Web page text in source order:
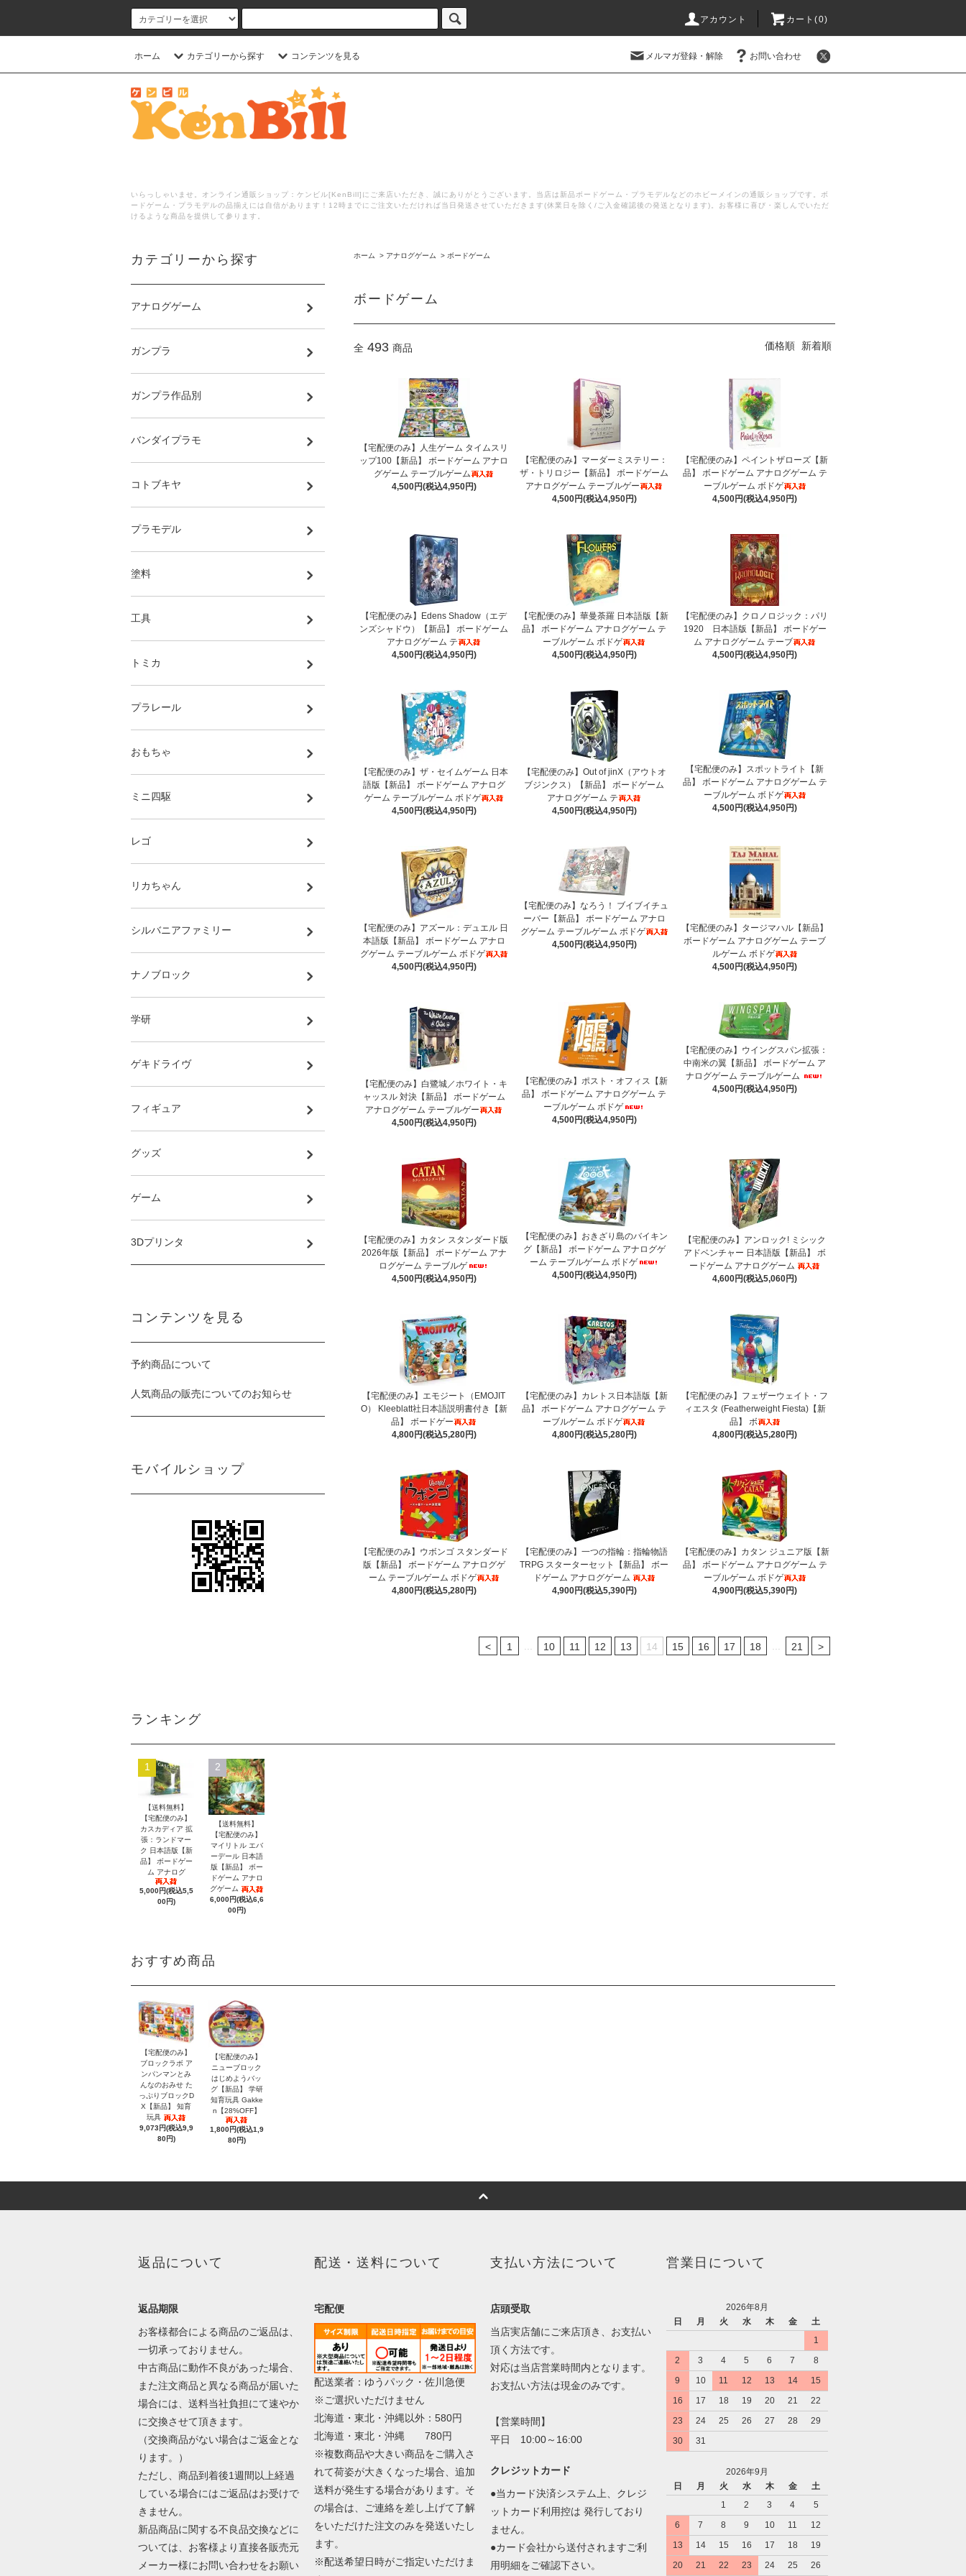
アカウント カート(0)
ホーム カテゴリーから探す コンテンツを見る メルマガ登録・解除 お問い合わせ
いらっしゃいませ。オンライン通販ショップ：ケンビル[KenBill]にご来店いただき、誠にありがとうございます。当店は新品ボードゲーム・プラモデルなどのホビーメインの通販ショップです。ボ
ードゲーム・プラモデルの品揃えには自信があります！12時までにご注文いただければ当日発送させていただきます(休業日を除く/ご入金確認後の発送となります)。お客様に喜び・楽しんでいただ
けるような商品を提供して参ります。
ホーム > アナログゲーム > ボードゲーム
ボードゲーム
全 493 商品 価格順 新着順
【宅配便のみ】人生ゲーム タイムスリ
ップ100【新品】 ボードゲーム アナロ
グゲーム テーブルゲーム
4,500円(税込4,950円)
【宅配便のみ】マーダーミステリー：
ザ・トリロジー【新品】 ボードゲーム
アナログゲーム テーブルゲー
4,500円(税込4,950円)
【宅配便のみ】ペイントザローズ【新
品】 ボードゲーム アナログゲーム テ
ーブルゲーム ボドゲ
4,500円(税込4,950円)
【宅配便のみ】Edens Shadow（エデ
ンズシャドウ）【新品】 ボードゲーム
アナログゲーム テ
4,500円(税込4,950円)
【宅配便のみ】華曼荼羅 日本語版【新
品】 ボードゲーム アナログゲーム テ
ーブルゲーム ボドゲ
4,500円(税込4,950円)
【宅配便のみ】クロノロジック：パリ
1920 日本語版【新品】 ボードゲー
ム アナログゲーム テーブ
4,500円(税込4,950円)
【宅配便のみ】ザ・セイムゲーム 日本
語版【新品】 ボードゲーム アナログ
ゲーム テーブルゲーム ボドゲ
4,500円(税込4,950円)
【宅配便のみ】Out of jinX（アウトオ
ブジンクス）【新品】 ボードゲーム
アナログゲーム テ
4,500円(税込4,950円)
【宅配便のみ】スポットライト【新
品】 ボードゲーム アナログゲーム テ
ーブルゲーム ボドゲ
4,500円(税込4,950円)
【宅配便のみ】アズール：デュエル 日
本語版【新品】 ボードゲーム アナロ
グゲーム テーブルゲーム ボドゲ
4,500円(税込4,950円)
【宅配便のみ】なろう！ ブイブイチュ
ーバー【新品】 ボードゲーム アナロ
グゲーム テーブルゲーム ボドゲ
4,500円(税込4,950円)
【宅配便のみ】タージマハル【新品】
ボードゲーム アナログゲーム テーブ
ルゲーム ボドゲ
4,500円(税込4,950円)
【宅配便のみ】白鷺城／ホワイト・キ
ャッスル 対決【新品】 ボードゲーム
アナログゲーム テーブルゲー
4,500円(税込4,950円)
【宅配便のみ】ポスト・オフィス【新
品】 ボードゲーム アナログゲーム テ
ーブルゲーム ボドゲ
4,500円(税込4,950円)
【宅配便のみ】ウイングスパン拡張：
中南米の翼【新品】 ボードゲーム ア
ナログゲーム テーブルゲーム
4,500円(税込4,950円)
【宅配便のみ】カタン スタンダード版
2026年版【新品】 ボードゲーム アナ
ログゲーム テーブルゲ
4,500円(税込4,950円)
【宅配便のみ】おきざり島のバイキン
グ【新品】 ボードゲーム アナログゲ
ーム テーブルゲーム ボドゲ
4,500円(税込4,950円)
【宅配便のみ】アンロック! ミシック
アドベンチャー 日本語版【新品】 ボ
ードゲーム アナログゲーム
4,600円(税込5,060円)
【宅配便のみ】エモジート（EMOJIT
O） Kleeblatt社日本語説明書付き【新
品】 ボードゲー
4,800円(税込5,280円)
【宅配便のみ】カレトス日本語版【新
品】 ボードゲーム アナログゲーム テ
ーブルゲーム ボドゲ
4,800円(税込5,280円)
【宅配便のみ】フェザーウェイト・フ
ィエスタ (Featherweight Fiesta)【新
品】 ボ
4,800円(税込5,280円)
【宅配便のみ】ウボンゴ スタンダード
版【新品】 ボードゲーム アナログゲ
ーム テーブルゲーム ボドゲ
4,800円(税込5,280円)
【宅配便のみ】一つの指輪：指輪物語
TRPG スターターセット【新品】 ボー
ドゲーム アナログゲーム
4,900円(税込5,390円)
【宅配便のみ】カタン ジュニア版【新
品】 ボードゲーム アナログゲーム テ
ーブルゲーム ボドゲ
4,900円(税込5,390円)
< 1 10 11 12 13 14 15 16 17 18 21 >
カテゴリーから探す
アナログゲーム
ガンプラ
ガンプラ作品別
バンダイプラモ
コトブキヤ
プラモデル
塗料
工具
トミカ
プラレール
おもちゃ
ミニ四駆
レゴ
リカちゃん
シルバニアファミリー
ナノブロック
学研
ゲキドライヴ
フィギュア
グッズ
ゲーム
3Dプリンタ
コンテンツを見る
予約商品について
人気商品の販売についてのお知らせ
モバイルショップ
ランキング
1
【送料無料】
【宅配便のみ】
カスカディア 拡
張：ランドマー
ク 日本語版【新
品】 ボードゲー
ム アナログ
5,000円(税込5,5
00円)
2
【送料無料】
【宅配便のみ】
マイリトル エバ
ーデール 日本語
版【新品】 ボー
ドゲーム アナロ
グゲーム
6,000円(税込6,6
00円)
おすすめ商品
【宅配便のみ】
ブロックラボ ア
ンパンマンとみ
んなのおみせ た
っぷりブロックD
X【新品】 知育
玩具
9,073円(税込9,9
80円)
【宅配便のみ】
ニューブロック
はじめようバッ
グ【新品】 学研
知育玩具 Gakke
n【28%OFF】
1,800円(税込1,9
80円)
返品について
返品期限
お客様都合による商品のご返品は、
一切承っておりません。
中古商品に動作不良があった場合、
また注文商品と異なる商品が届いた
場合には、送料当社負担にて速やか
に交換させて頂きます。
（交換商品がない場合はご返金とな
ります。）
ただし、商品到着後1週間以上経過
している場合にはご返品はお受けで
きません。
新品商品に関する不良品交換などに
ついては、お客様より直接各販売元
メーカー様にお問い合わせをお願い
配送・送料について
宅配便
配送業者：ゆうパック・佐川急便
※ご選択いただけません
北海道・東北・沖縄以外：580円
北海道・東北・沖縄 780円
※複数商品や大きい商品をご購入さ
れて荷姿が大きくなった場合、追加
送料が発生する場合があります。そ
の場合は、ご連絡を差し上げて了解
をいただけた注文のみを発送いたし
ます。
※配送希望日時がご指定いただけま
支払い方法について
店頭受取
当店実店舗にご来店頂き、お支払い
頂く方法です。
対応は当店営業時間内となります。
お支払い方法は現金のみです。
【営業時間】
平日 10:00～16:00
クレジットカード
●当カード決済システム上、クレジ
ットカード利用控は 発行しており
ません。
●カード会社から送付されますご利
用明細をご確認下さい。
営業日について
2026年8月
日
月 火 水 木 金
土
1
2
3 4 5 6 7
8
9
10 11 12 13 14
15
16
17 18 19 20 21
22
23
24 25 26 27 28
29
30
31
2026年9月
日
月 火 水 木 金
土
1
2 3 4
5
6
7 8 9 10 11
12
13
14 15 16 17 18
19
20
21 22 23 24 25 26